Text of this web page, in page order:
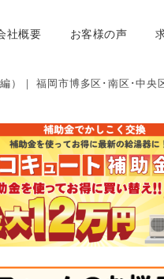
社概要 お客様の声
）｜ 福岡市博多区･南区･中央